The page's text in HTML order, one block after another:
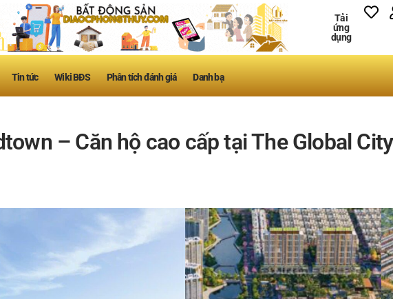
Tải
ứng
dụng
Tin tức Wiki BĐS Phân tích đánh giá Danh bạ
– Căn hộ cao cấp tại The Global City